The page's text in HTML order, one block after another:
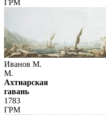
ГРМ
Иванов М.
М.
Ахтиарская
гавань
1783
ГРМ